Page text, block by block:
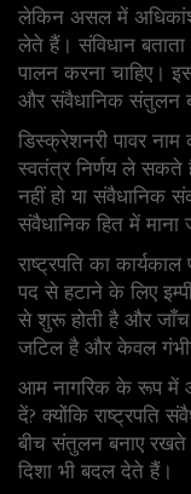
लेकिन असल में
लेते हैं। संविधान बताता
पालन करना चाहिए।
और संवैधानिक संतुलन
डिस्क्रेशनरी पावर
स्वतंत्र निर्णय ले
नहीं हो या संवैधानिक
संवैधानिक हित में माना
राष्ट्रपति का
पद से हटाने के लिए
से शुरू होती है और
जटिल है और केवल
आम नागरिक के रूप में
दें? क्योंकि
बीच संतुलन बनाए
दिशा भी बदल देते हैं।